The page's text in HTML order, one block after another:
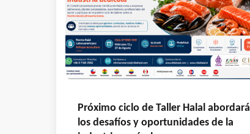
Próximo ciclo de Taller Halal abordará
los desafíos y oportunidades de la